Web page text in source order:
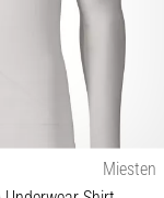
Miesten